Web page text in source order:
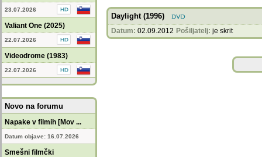
23.07.2026
Valiant One (2025)
22.07.2026
Videodrome (1983)
22.07.2026
Novo na forumu
Napake v filmih [Mov ...
Datum objave: 16.07.2026
Smešni filmčki
Daylight (1996)
Datum: 02.09.2012 Pošiljatelj: je skrit